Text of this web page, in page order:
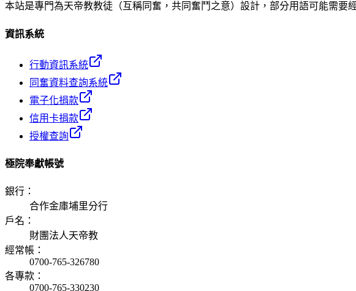
本站是專門為天帝教教徒（互稱同奮，共同奮鬥之意）設計，部分用語可能需
資訊系統
行動資訊系統
同奮資料查詢系統
電子化捐款
信用卡捐款
授權查詢
極院奉獻帳號
銀行 ：
合作金庫埔里分行
戶名 ：
財團法人天帝教
經常帳 ：
0700-765-326780
各專款 ：
0700-765-330230